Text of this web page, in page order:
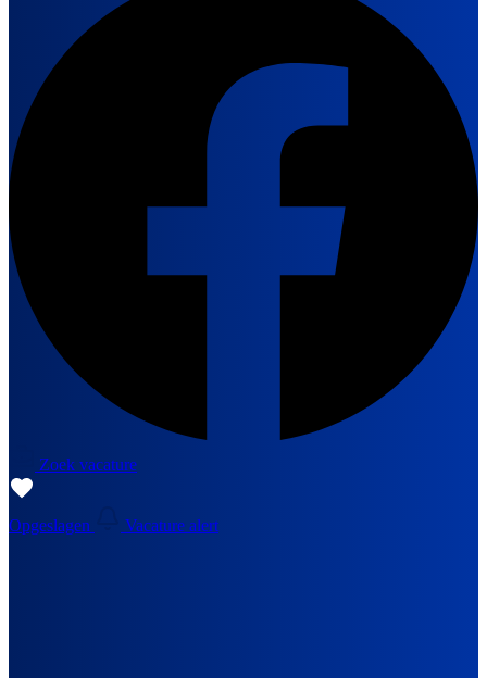
Zoek vacature
Opgeslagen Vacature alert